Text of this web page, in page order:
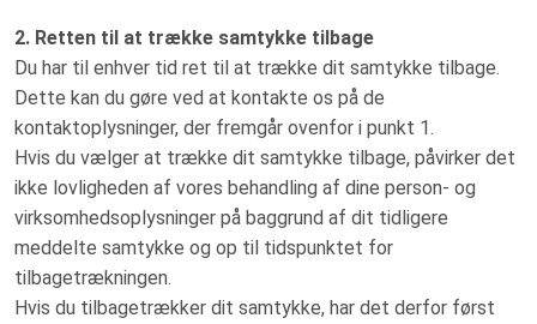
2. Retten til at trække samtykke tilbage
Du har til enhver tid ret til at trække dit samtykke tilbage.
Dette kan du gøre ved at kontakte os på de
kontaktoplysninger, der fremgår ovenfor i punkt 1.
Hvis du vælger at trække dit samtykke tilbage, påvirker det
ikke lovligheden af vores behandling af dine person- og
virksomhedsoplysninger på baggrund af dit tidligere
meddelte samtykke og op til tidspunktet for
tilbagetrækningen.
Hvis du tilbagetrækker dit samtykke, har det derfor først